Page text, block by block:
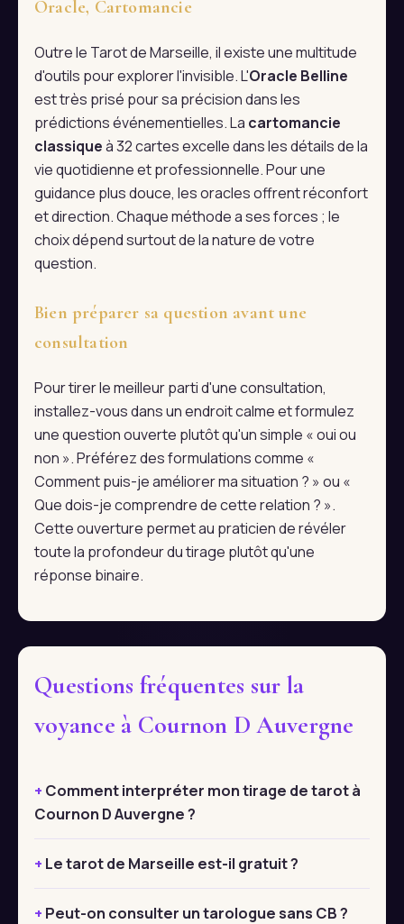
Oracle, Cartomancie
Outre le Tarot de Marseille, il existe une multitude
d'outils pour explorer l'invisible. L'Oracle Belline
est très prisé pour sa précision dans les
prédictions événementielles. La cartomancie
classiqueà 32 cartes excelle dans les détails de la
vie quotidienne et professionnelle. Pour une
guidance plus douce, les oracles offrent réconfort
et direction. Chaque méthode a ses forces ; le
choix dépend surtout de la nature de votre
question.
Bien préparer sa question avant une
consultation
Pour tirer le meilleur parti d'une consultation,
installez-vous dans un endroit calme et formulez
une question ouverte plutôt qu'un simple « oui ou
non ». Préférez des formulations comme «
Comment puis-je améliorer ma situation ? » ou «
Que dois-je comprendre de cette relation ? ».
Cette ouverture permet au praticien de révéler
toute la profondeur du tirage plutôt qu'une
réponse binaire.
Questions fréquentes sur la
voyance à Cournon D Auvergne
Comment interpréter mon tirage de tarot à
Cournon D Auvergne ?
Le tarot de Marseille est-il gratuit ?
Peut-on consulter un tarologue sans CB ?